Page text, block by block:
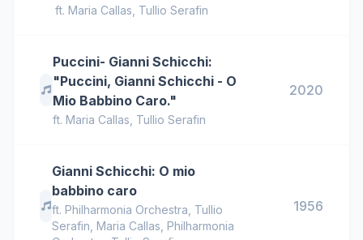
ft.Maria Callas Tullio Serafin
Puccini- Gianni Schicchi:
"Puccini, Gianni Schicchi - O
Mio Babbino Caro."
ft. Maria Callas Tullio Serafin
2020
Gianni Schicchi: O mio
babbino caro
ft.Philharmonia Orchestra Tullio
Serafin ,Maria Callas, Philharmonia
1956